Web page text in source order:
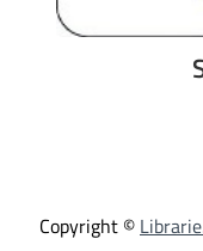
Copyright ©